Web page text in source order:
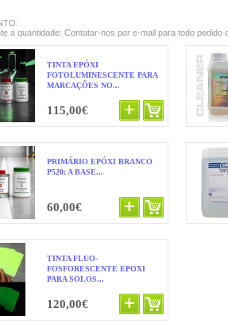
a quantidade: Contatar-nos por e-mail para todo pedido
TINTA EPÓXI
FOTOLUMINESCENTE PARA
MARCAÇÕES NO...
115,00€
PRIMÁRIO EPÓXI BRANCO
P520: A BASE...
60,00€
TINTA FLUO-
FOSFORESCENTE EPOXI
PARA SOLOS...
120,00€